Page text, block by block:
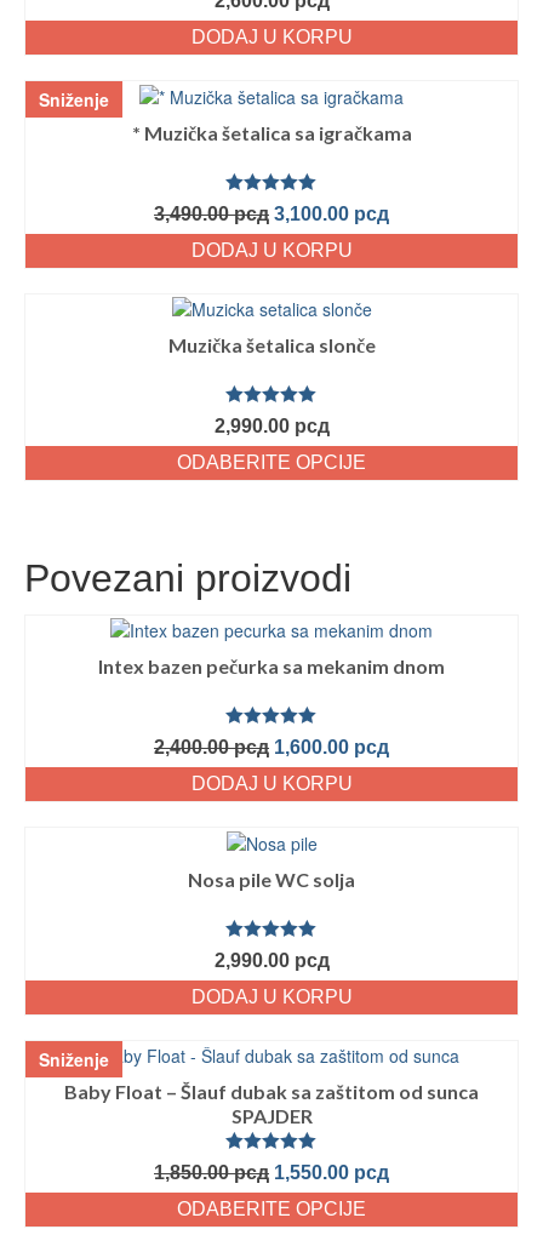
sa5.00 od
5
DODAJ U KORPU
Sniženje
* Muzička šetalica sa igračkama
Ocenjeno
sa5.00od
5
3,490.00рсд 3,100.00 рсд
DODAJ U KORPU
Muzička šetalica slonče
Ocenjeno
sa5.00 od
5
2,990.00 рсд
ODABERITE OPCIJE
Povezani proizvodi
Intex bazen pečurka sa mekanim dnom
Ocenjeno
sa5.00od
5
2,400.00рсд 1,600.00 рсд
DODAJ U KORPU
Nosa pile WC solja
Ocenjeno
sa5.00 od
5
2,990.00 рсд
DODAJ U KORPU
Sniženje
Baby Float – Šlauf dubak sa zaštitom od sunca
SPAJDER
Ocenjeno
sa5.00od
5
1,850.00рсд 1,550.00 рсд
ODABERITE OPCIJE